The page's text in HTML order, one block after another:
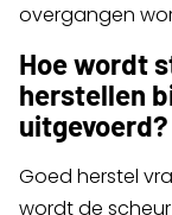
overgangen
Hoe wordt
herstellen
uitgevoerd?
Goed herstel
wordt de